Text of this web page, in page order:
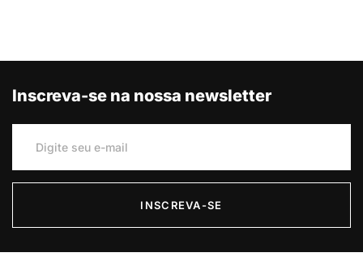
Inscreva-se na nossa newsletter
INSCREVA-SE